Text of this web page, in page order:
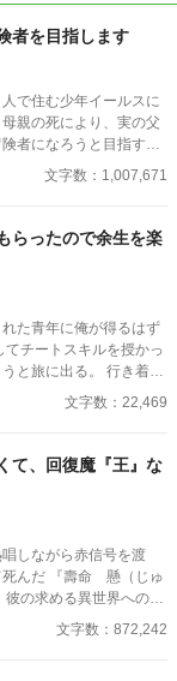
者を目指します
で住む少年イールスに
親の死により、実の父
者になろうと目指す
文字数：1,007,671
らったので余生を楽
た青年に俺が得るはず
と旅に出る。 行き着い
楽な毎日は悪くない。
前らツケは
でも掲
文字数：22,469
て、回復魔『王』な
しながら赤信号を渡
懸（じゅ
異世界ペンデ
文字数：872,242